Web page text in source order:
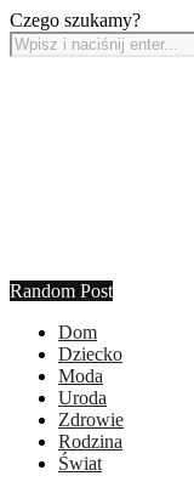
Czego szukamy?
Random Post
Dom
Dziecko
Moda
Uroda
Zdrowie
Rodzina
Świat